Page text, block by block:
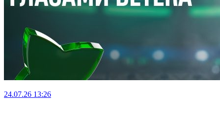
24.07.26 13:26